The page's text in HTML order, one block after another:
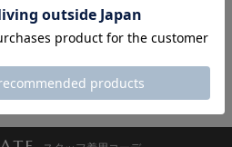
円
OUT!
ALEGRE
16,500円